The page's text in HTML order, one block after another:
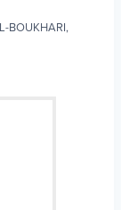
BOUKHARI,